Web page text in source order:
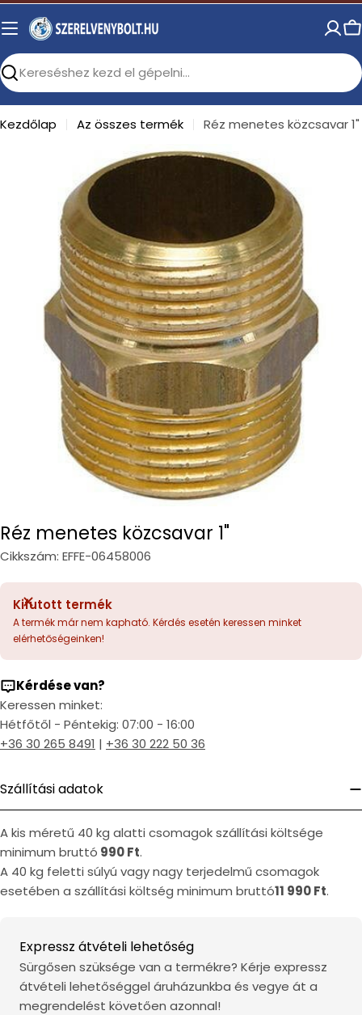
Skip
to
Search
Kezdőlap Az összes termék Réz menetes közcsavar 1"
media 0 in modal
Réz menetes közcsavar 1"
Cikkszám: EFFE-06458006
Kifutott termék
A termék már nem kapható. Kérdés esetén keressen minket
elérhetőségeinken!
Kérdése van?
Keressen minket:
Hétfőtől - Péntekig: 07:00 - 16:00
+36 30 265 8491 | +36 30 222 50 36
Szállítási adatok
A kis méretű 40 kg alatti csomagok szállítási költsége
minimum bruttó 990 Ft.
A 40 kg feletti súlyú vagy nagy terjedelmű csomagok
esetében a szállítási költség minimum bruttó11 990 Ft.
Expressz átvételi lehetőség
Sürgősen szüksége van a termékre? Kérje expressz
átvételi lehetőséggel áruházunkba és vegye át a
megrendelést követően azonnal!